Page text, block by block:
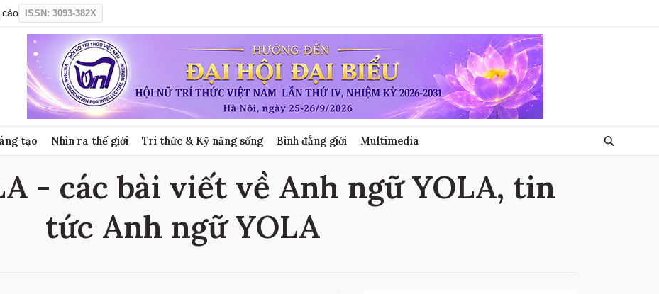
cáo ISSN: 3093-382X
tạo Nhìn ra thế giới Tri thức & Kỹ năng sống Bình đẳng giới Multimedia
- các bài viết về Anh ngữ YOLA, tin
tức Anh ngữ YOLA